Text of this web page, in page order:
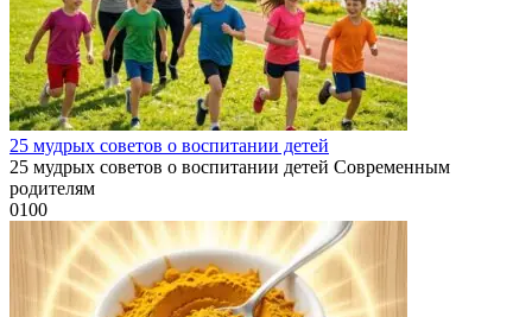
25 мудрых советов о воспитании детей
25 мудрых советов о воспитании детей Современным
родителям
0100